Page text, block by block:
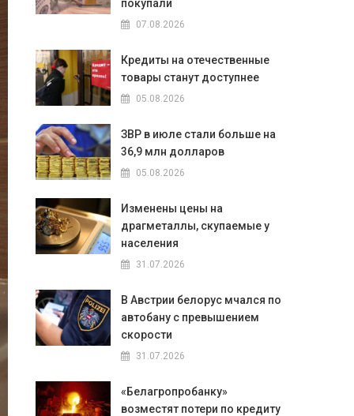
покупали
07.08.2026
Кредиты на отечественные
товары станут доступнее
05.08.2026
ЗВР в июле стали больше на
36,9 млн долларов
05.08.2026
Изменены цены на
драгметаллы, скупаемые у
населения
31.07.2026
В Австрии белорус мчался по
автобану с превышением
скорости
31.07.2026
«Белагропробанку»
возместят потери по кредиту